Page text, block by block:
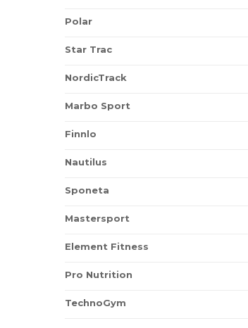
Polar
Star Trac
NordicTrack
Marbo Sport
Finnlo
Nautilus
Sponeta
Mastersport
Element Fitness
Pro Nutrition
TechnoGym